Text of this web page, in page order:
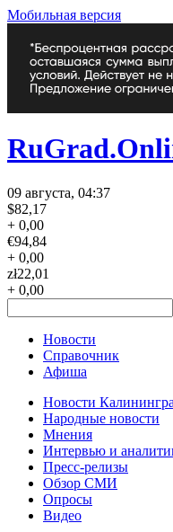
Мобильная версия
09 августа, 04:37
$82,17
+ 0,00
€94,84
+ 0,00
zł22,01
+ 0,00
Новости
Справочник
Афиша
Новости
Народные новости
Мнения
Интервью и
Пресс-релизы
Обзор СМИ
Опросы
Видео